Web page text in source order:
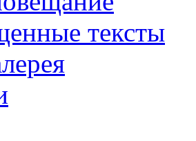
тексты